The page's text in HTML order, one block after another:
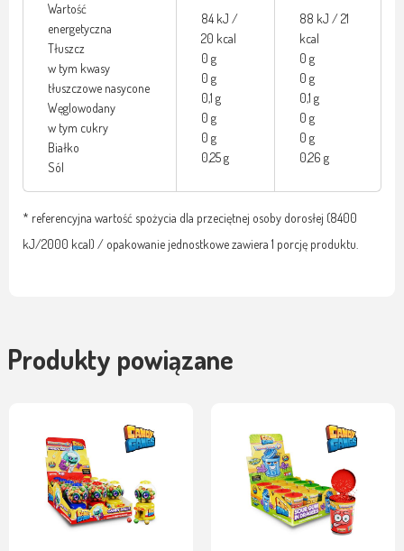
Wartość
energetyczna
Tłuszcz
w tym kwasy
tłuszczowe nasycone
Węglowodany
w tym cukry
Białko
Sól
84 kJ /
20 kcal
0 g
0 g
0,1 g
0 g
0 g
0,25 g
88 kJ / 21
kcal
0 g
0 g
0,1 g
0 g
0 g
0,26 g
* referencyjna wartość spożycia dla przeciętnej osoby dorosłej (8400
kJ/2000 kcal) / opakowanie jednostkowe zawiera 1 porcję produktu.
Produkty powiązane